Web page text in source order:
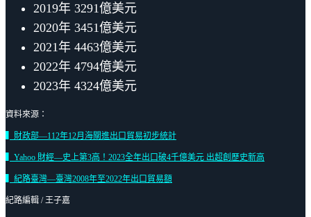
2019年 3291億美元
2020年 3451億美元
2021年 4463億美元
2022年 4794億美元
2023年 4324億美元
資料來源：
▍財政部—112年12月海關進出口貿易初步統計
▍Yahoo 財經—史上第3高！2023全年出口破4千億美元 出超創歷史新高
▍紀路臺灣—臺灣2008年至2022年出口貿易額
紀路編輯 / 王子嘉